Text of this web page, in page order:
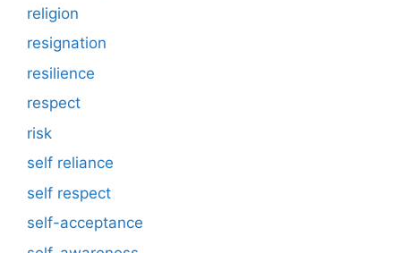
religion
resignation
resilience
respect
risk
self reliance
self respect
self-acceptance